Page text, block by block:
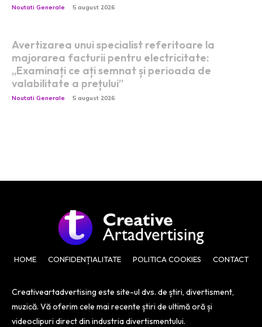
Noutati Generale 5 august 2026
Avertizarea unui specialist referitoare la
majorarea facturii pentru electricitate:
„Examinați ce ați semnat și perioada de
valabilitate a prețului”
Noutati Generale 5 august 2026
HOME CONFIDENȚIALITATE POLITICA COOKIES CONTACT
Creativeartadvertising este site-ul dvs. de știri, divertisment,
muzică. Vă oferim cele mai recente știri de ultimă oră și
videoclipuri direct din industria divertismentului.